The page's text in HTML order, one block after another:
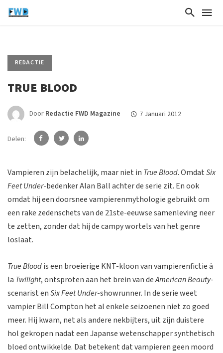
REDACTIE
TRUE BLOOD
Door Redactie FWD Magazine 7 Januari 2012
Delen:
Vampieren zijn belachelijk, maar niet in True Blood. OmdatSix
Feet Under-bedenker Alan Ball achter de serie zit. En ook
omdat hij een doorsnee vampierenmythologie gebruikt om
een rake zedenschets van de 21ste-eeuwse samenleving neer
te zetten, zonder dat hij de campy wortels van het genre
loslaat.
True Bloodis een broeierige KNT-kloon van vampierenfictie à
la Twilight, ontsproten aan het brein van deAmerican Beauty-
scenarist enSix Feet Under-showrunner. In de serie weet
vampier Bill Compton het al enkele seizoenen niet zo goed
meer. Hij kwam, net als andere nekbijters, uit zijn duistere
hol gekropen nadat een Japanse wetenschapper synthetisch
bloed ontwikkelde. Dat betekent dat vampieren geen moord